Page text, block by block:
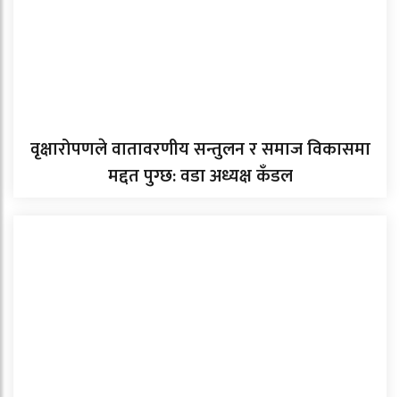
वृक्षारोपणले वातावरणीय सन्तुलन र समाज विकासमा
मद्दत पुग्छ: वडा अध्यक्ष कँडल